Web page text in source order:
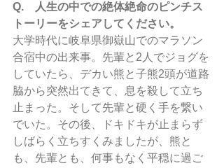
Q.　人生の中での絶体絶命のピンチス
トーリーをシェアしてください。
大学時代に岐阜県御嶽山でのマラソン
合宿中の出来事。先輩と2人でジョグを
していたら、デカい熊と子熊2頭が道路
脇から突然出てきて、息を殺して立ち
止まった。そして先輩と硬く手を繋い
でいた。その後、ドキドキが止まらず
しばらく立ちすくみましたが、熊と
も、先輩とも、何事もなく平穏に過ご